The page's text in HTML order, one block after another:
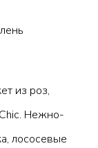
из роз,
Нежно-
лососевые